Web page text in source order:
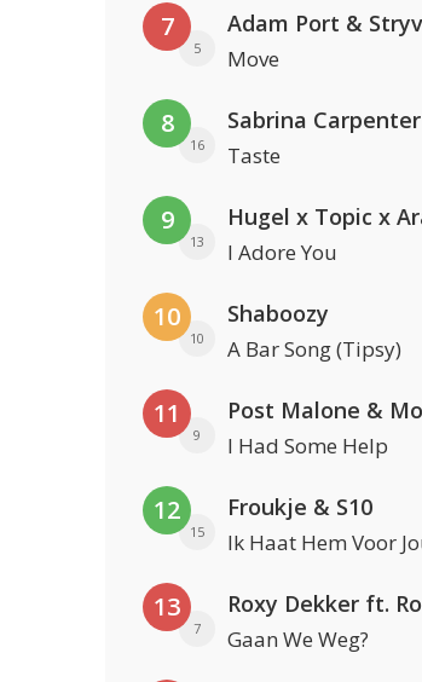
7
5
Adam Port & Stryv
Move
8
16
Sabrina Carpenter
Taste
9
13 I Adore You
10
10
Shaboozy
A Bar Song (Tipsy)
11
9
Post Malone &
I Had Some Help
12
15
Froukje & S10
Ik Haat Hem Voor
13
7
Roxy Dekker ft.
Gaan We Weg?